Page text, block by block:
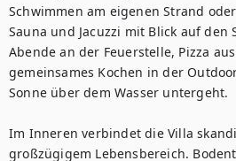
Schwimmen am eigenen Strand
Sauna und Jacuzzi mit Blick auf den
Abende an der Feuerstelle, Pizza
gemeinsames Kochen in der
Sonne über dem Wasser untergeht.
Im Inneren verbindet die Villa
großzügigem Lebensbereich.